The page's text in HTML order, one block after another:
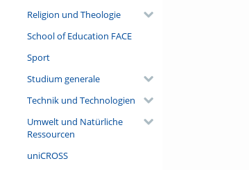
Religion und Theologie
School of Education FACE
Sport
Studium generale
Technik und Technologien
Umwelt und Natürliche
Ressourcen
uniCROSS